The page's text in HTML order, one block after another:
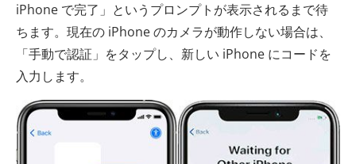
iPhone で完了」というプロンプトが表示されるまで待
ちます。現在の iPhone のカメラが動作しない場合は、
「手動で認証」をタップし、新しい iPhone にコードを
入力します。